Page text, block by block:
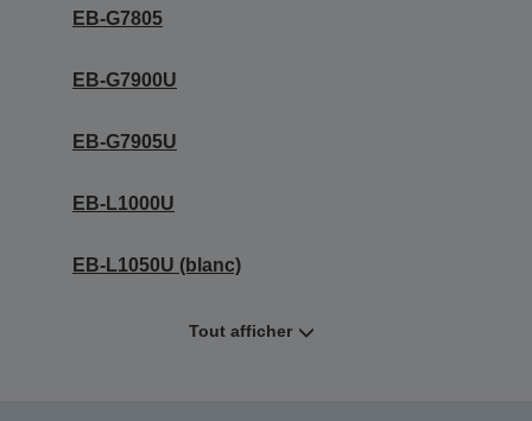
EB-G7805
EB-G7900U
EB-G7905U
EB-L1000U
EB-L1050U (blanc)
Tout afficher